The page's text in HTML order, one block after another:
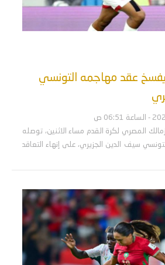
يفسخ عقد مهاجمه التونسي
المصري لكرة القدم مساء الاثنين، توصله
سيف الدين الجزيري، على إنهاء التعاقد